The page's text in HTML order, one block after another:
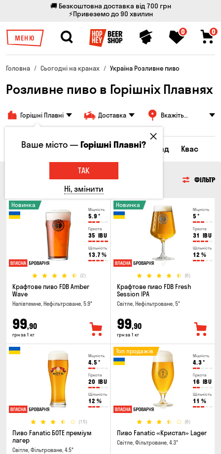
🚚 Безкоштовна доставка від 700 грн
⚡Привеземо до 90 хвилин
МЕНЮ
0 0
Головна Сьогодні на кранах Україна Розливне пиво
Розливне пиво в Горішніх Плавнях
Горішні Плавні Доставка
Вкажіть
Всі товари Пиво Сидр Лимонад Квас
ФІЛЬТР
Міцність
5.9 °
Гіркота
35 IBU
Щільність
13.7 %
(2)
Новинка
Крафтове пиво FDB Amber
Wave
Напівтемне, Нефільтроване, 5.9°
99,90
грн за 1 кг
Міцність
5 °
Гіркота
31 IBU
Щільність
12 %
(6)
Новинка
Крафтове пиво FDB Fresh
Session IPA
Світле, Нефільтроване, 5°
99,90
грн за 1 кг
Міцність
4.5 °
Гіркота
20 IBU
Щільність
12 %
(15)
Пиво Fanatic БОТЕ преміум
лагер
Світле, Фільтроване, 4.5°
Міцність
4.3°
Гіркота
16 IBU
Щільність
11 %
(6)
Топ продажів
Пиво Fanatic «Кристал» Lager
Світле, Фільтроване, 4.3°
Ваше місто —Горішні Плавні?
ТАК
Ні, змінити